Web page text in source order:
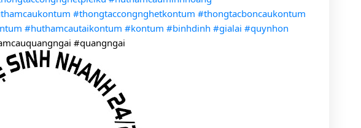
#thongtaccongnghetkontum #thongtacboncaukontum
#huthamcautaikontum #kontum #binhdinh #gialai #quynhon
#quangngai